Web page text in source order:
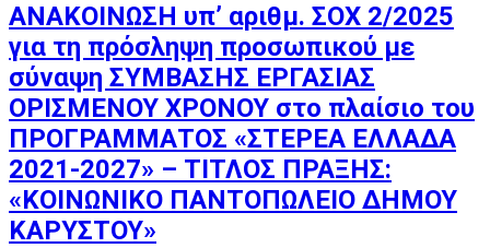
ΑΝΑΚΟΙΝΩΣΗ υπ’ αριθμ. ΣΟΧ 2/2025
για τη πρόσληψη προσωπικού με
σύναψη ΣΥΜΒΑΣΗΣ ΕΡΓΑΣΙΑΣ
ΟΡΙΣΜΕΝΟΥ ΧΡΟΝΟΥ στο πλαίσιο του
ΠΡΟΓΡΑΜΜΑΤΟΣ «ΣΤΕΡΕΑ ΕΛΛΑΔΑ
2021-2027» – ΤΙΤΛΟΣ ΠΡΑΞΗΣ:
«ΚΟΙΝΩΝΙΚΟ ΠΑΝΤΟΠΩΛΕΙΟ ΔΗΜΟΥ
ΚΑΡΥΣΤΟΥ»